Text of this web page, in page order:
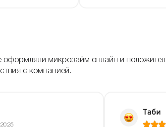
микрозайм онлайн и
с компанией.
Таби